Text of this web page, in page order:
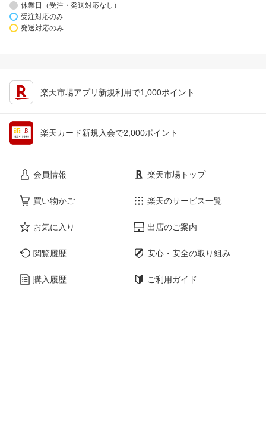
休業日（受注・発送対応なし）
受注対応のみ
発送対応のみ
楽天市場アプリ新規利用で1,000ポイント
楽天カード新規入会で2,000ポイント
会員情報
買い物かご
お気に入り
閲覧履歴
購入履歴
楽天市場トップ
楽天のサービス一覧
出店のご案内
安心・安全の取り組み
ご利用ガイド